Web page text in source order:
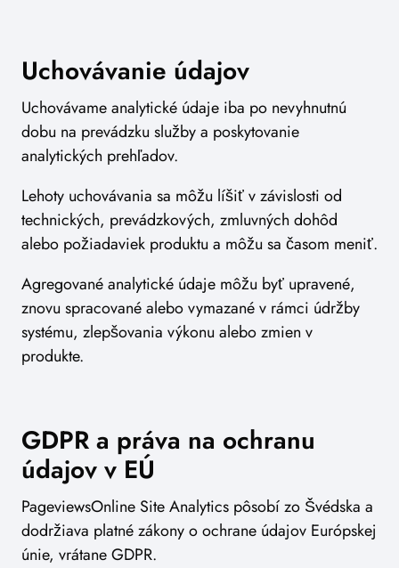
Uchovávanie údajov
Uchovávame analytické údaje iba po nevyhnutnú
dobu na prevádzku služby a poskytovanie
analytických prehľadov.
Lehoty uchovávania sa môžu líšiť v závislosti od
technických, prevádzkových, zmluvných dohôd
alebo požiadaviek produktu a môžu sa časom meniť.
Agregované analytické údaje môžu byť upravené,
znovu spracované alebo vymazané v rámci údržby
systému, zlepšovania výkonu alebo zmien v
produkte.
GDPR a práva na ochranu
údajov v EÚ
PageviewsOnline Site Analytics pôsobí zo Švédska a
dodržiava platné zákony o ochrane údajov Európskej
únie, vrátane GDPR.